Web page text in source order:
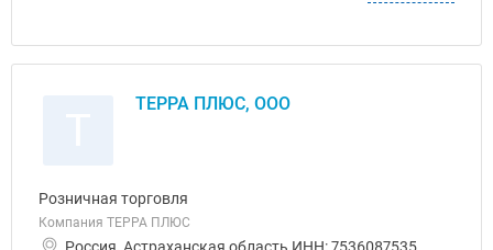
ТЕРРА ПЛЮС, ООО
Розничная торговля
Компания ТЕРРА ПЛЮС